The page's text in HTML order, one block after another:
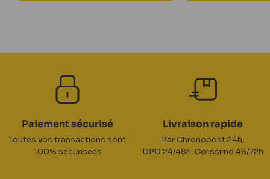
Paiement sécurisé
Toutes vos transactions sont
100% sécurisées
Livraison rapide
Par Chronopost 24h,
DPD 24/48h, Colissimo 48/72h